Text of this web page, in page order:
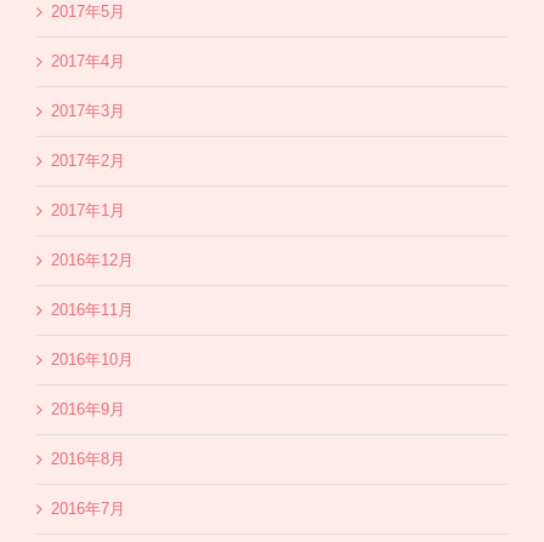
2017年5月
2017年4月
2017年3月
2017年2月
2017年1月
2016年12月
2016年11月
2016年10月
2016年9月
2016年8月
2016年7月